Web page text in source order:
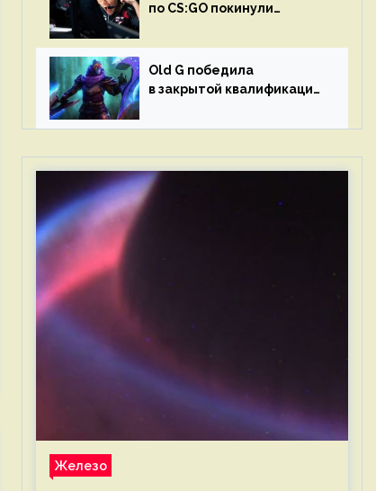
по CS:GO покинули
Old G победила
в закрытой квалификации
Западной Европы
Железо